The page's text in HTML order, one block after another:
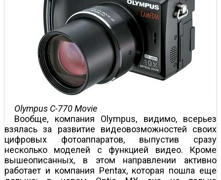
Olympus C-770 Movie
Вообще, компания Olympus, видимо, всерьез
взялась за развитие видеовозможностей своих
цифровых фотоаппаратов, выпустив сразу
несколько моделей с функцией видео. Кроме
вышеописанных, в этом направлении активно
работает и компания Pentax, которая пошла еще